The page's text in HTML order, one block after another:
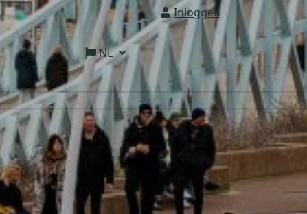
Inloggen
NL